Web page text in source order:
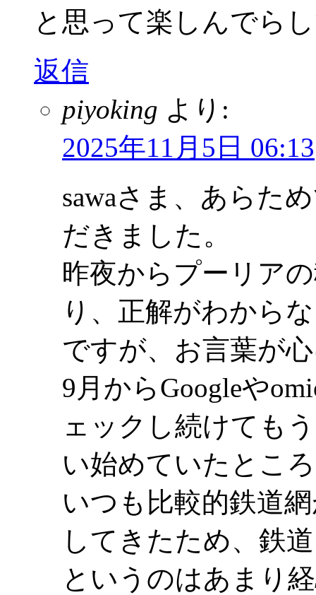
と思って楽しんでら
返信
piyoking より:
2025年11月5日 06:13
sawaさま、あらた
だきました。
昨夜からプーリア
り、正解がわから
ですが、お言葉が
9月からGoogleや
ェックし続けても
い始めていたとこ
いつも比較的鉄道
してきたため、鉄
というのはあまり